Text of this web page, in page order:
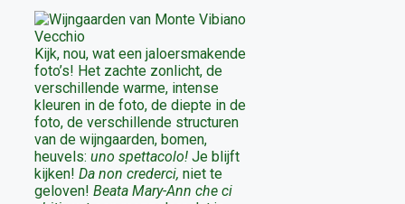
Kijk, nou, wat een jaloersmakende
foto’s! Het zachte zonlicht, de
verschillende warme, intense
kleuren in de foto, de diepte in de
foto, de verschillende structuren
van de wijngaarden, bomen,
heuvels: uno spettacolo! Je blijft
kijken! Da non crederci, niet te
geloven! Beata Mary-Ann che ci